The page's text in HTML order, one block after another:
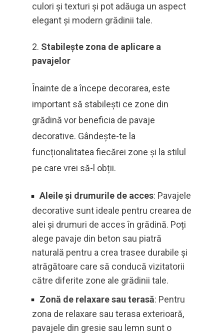
culori și texturi și pot adăuga un aspect
elegant și modern grădinii tale.
Stabilește zona de aplicare a
pavajelor
Înainte de a începe decorarea, este
important să stabilești ce zone din
grădină vor beneficia de pavaje
decorative. Gândește-te la
funcționalitatea fiecărei zone și la stilul
pe care vrei să-l obții.
Aleile și drumurile de acces: Pavajele
decorative sunt ideale pentru crearea de
alei și drumuri de acces în grădină. Poți
alege pavaje din beton sau piatră
naturală pentru a crea trasee durabile și
atrăgătoare care să conducă vizitatorii
către diferite zone ale grădinii tale.
Zonă de relaxare sau terasă: Pentru
zona de relaxare sau terasa exterioară,
pavajele din gresie sau lemn sunt o